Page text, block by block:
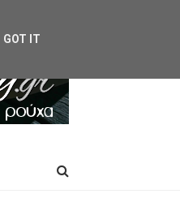
GOT IT